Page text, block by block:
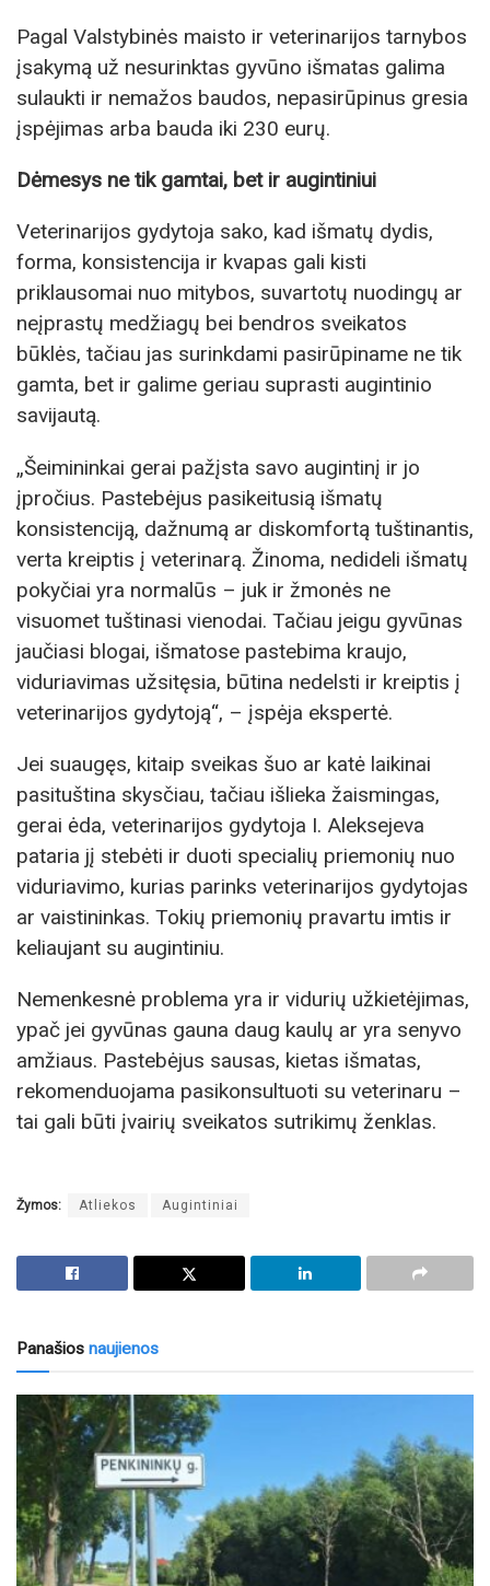
Pagal Valstybinės maisto ir veterinarijos tarnybos
įsakymą už nesurinktas gyvūno išmatas galima
sulaukti ir nemažos baudos, nepasirūpinus gresia
įspėjimas arba bauda iki 230 eurų.
Dėmesys ne tik gamtai, bet ir augintiniui
Veterinarijos gydytoja sako, kad išmatų dydis,
forma, konsistencija ir kvapas gali kisti
priklausomai nuo mitybos, suvartotų nuodingų ar
neįprastų medžiagų bei bendros sveikatos
būklės, tačiau jas surinkdami pasirūpiname ne tik
gamta, bet ir galime geriau suprasti augintinio
savijautą.
„Šeimininkai gerai pažįsta savo augintinį ir jo
įpročius. Pastebėjus pasikeitusią išmatų
konsistenciją, dažnumą ar diskomfortą tuštinantis,
verta kreiptis į veterinarą. Žinoma, nedideli išmatų
pokyčiai yra normalūs – juk ir žmonės ne
visuomet tuštinasi vienodai. Tačiau jeigu gyvūnas
jaučiasi blogai, išmatose pastebima kraujo,
viduriavimas užsitęsia, būtina nedelsti ir kreiptis į
veterinarijos gydytoją“, – įspėja ekspertė.
Jei suaugęs, kitaip sveikas šuo ar katė laikinai
pasituština skysčiau, tačiau išlieka žaismingas,
gerai ėda, veterinarijos gydytoja I. Aleksejeva
pataria jį stebėti ir duoti specialių priemonių nuo
viduriavimo, kurias parinks veterinarijos gydytojas
ar vaistininkas. Tokių priemonių pravartu imtis ir
keliaujant su augintiniu.
Nemenkesnė problema yra ir vidurių užkietėjimas,
ypač jei gyvūnas gauna daug kaulų ar yra senyvo
amžiaus. Pastebėjus sausas, kietas išmatas,
rekomenduojama pasikonsultuoti su veterinaru –
tai gali būti įvairių sveikatos sutrikimų ženklas.
Žymos: Atliekos Augintiniai
Panašios naujienos